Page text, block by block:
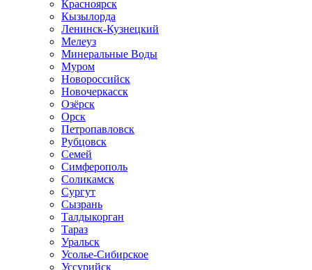
Красноярск
Кызылорда
Ленинск-Кузнецкий
Мелеуз
Минеральные Воды
Муром
Новороссийск
Новочеркасск
Озёрск
Орск
Петропавловск
Рубцовск
Семей
Симферополь
Соликамск
Сургут
Сызрань
Талдыкорган
Тараз
Уральск
Усолье-Сибирское
Уссурийск